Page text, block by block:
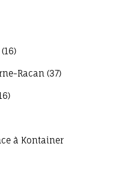
Racan (37)
à Kontainer